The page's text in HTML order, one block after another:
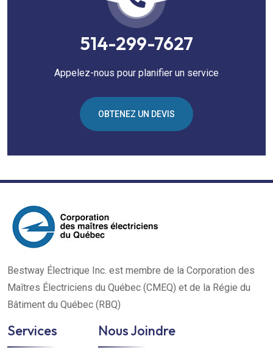
514-299-7627
Appelez-nous pour planifier un service
OBTENEZ UN DEVIS
Bestway Électrique Inc. est membre de la Corporation des
Maîtres Électriciens du Québec (CMEQ) et de la Régie du
Bâtiment du Québec (RBQ)
Services Nous Joindre